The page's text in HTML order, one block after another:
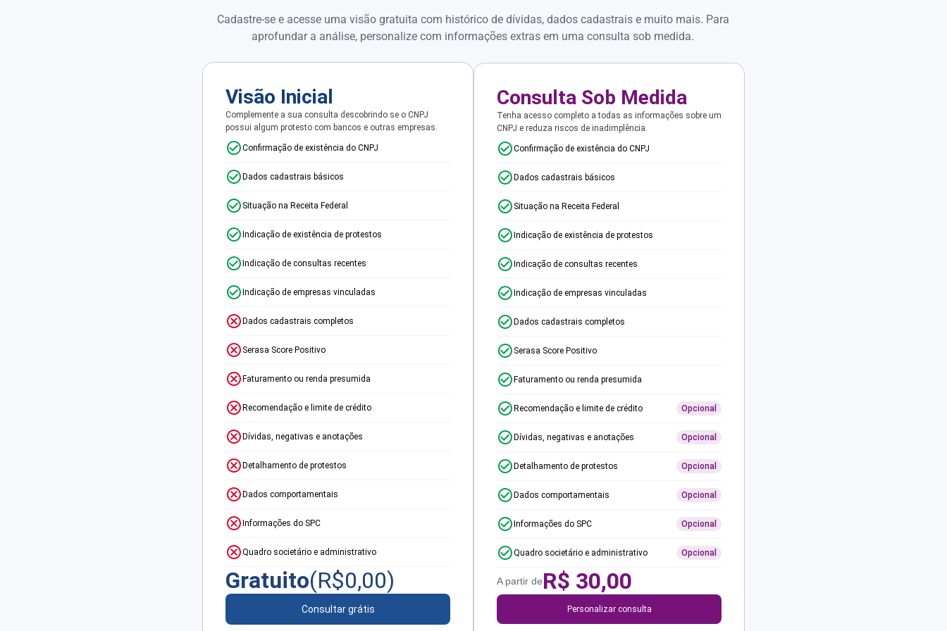
Cadastre-se e acesse uma visão gratuita com histórico de dívidas, dados cadastrais e muito mais. Para
aprofundar a análise, personalize com informações extras em uma consulta sob medida.
Visão Inicial
Complemente a sua consulta descobrindo se o CNPJ
possui algum protesto com bancos e outras empresas.
Confirmação de existência do CNPJ
Dados cadastrais básicos
Situação na Receita Federal
Indicação de existência de protestos
Indicação de consultas recentes
Indicação de empresas vinculadas
Dados cadastrais completos
Serasa Score Positivo
Faturamento ou renda presumida
Recomendação e limite de crédito
Dívidas, negativas e anotações
Detalhamento de protestos
Dados comportamentais
Informações do SPC
Quadro societário e administrativo
Gratuito(R$0,00)
Consultar grátis
Consulta Sob Medida
Tenha acesso completo a todas as informações sobre um
CNPJ e reduza riscos de inadimplência.
Confirmação de existência do CNPJ
Dados cadastrais básicos
Situação na Receita Federal
Indicação de existência de protestos
Indicação de consultas recentes
Indicação de empresas vinculadas
Dados cadastrais completos
Serasa Score Positivo
Faturamento ou renda presumida
Recomendação e limite de crédito Opcional
Dívidas, negativas e anotações Opcional
Detalhamento de protestos Opcional
Dados comportamentais Opcional
Informações do SPC Opcional
Quadro societário e administrativo Opcional
A partir deR$ 30,00
Personalizar consulta